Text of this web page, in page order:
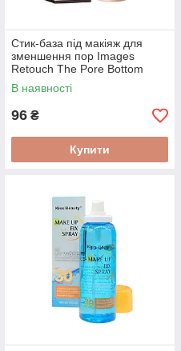
Стик-база під макіяж для
зменшення пор Images
Retouch The Pore Bottom
Paste 8 г
В наявності
96 ₴
Купити